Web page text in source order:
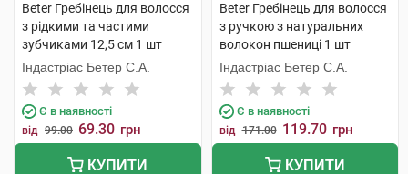
Beter Гребінець для волосся
з рідкими та частими
зубчиками 12,5 см 1 шт
Індастріас Бетер С.А.
Є в наявності
від 99.00 69.30 грн
КУПИТИ
Beter Гребінець для волосся
з ручкою з натуральних
волокон пшениці 1 шт
Індастріас Бетер С.А.
Є в наявності
від 171.00 119.70 грн
КУПИТИ